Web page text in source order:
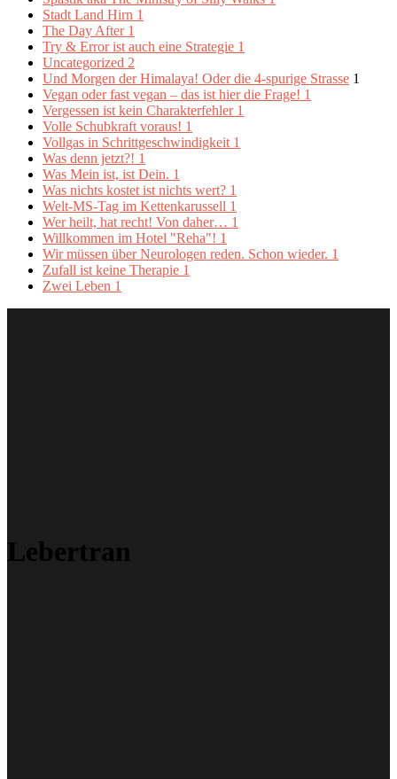
Stadt Land Hirn 1
The Day After 1
Try & Error ist auch eine Strategie 1
Uncategorized 2
Und Morgen der Himalaya! Oder die 4-spurige Strasse 1
Vegan oder fast vegan – das ist hier die Frage! 1
Vergessen ist kein Charakterfehler 1
Volle Schubkraft voraus! 1
Vollgas in Schrittgeschwindigkeit 1
Was denn jetzt?! 1
Was Mein ist, ist Dein. 1
Was nichts kostet ist nichts wert? 1
Welt-MS-Tag im Kettenkarussell 1
Wer heilt, hat recht! Von daher… 1
Willkommen im Hotel "Reha"! 1
Wir müssen über Neurologen reden. Schon wieder. 1
Zufall ist keine Therapie 1
Zwei Leben 1
Lebertran